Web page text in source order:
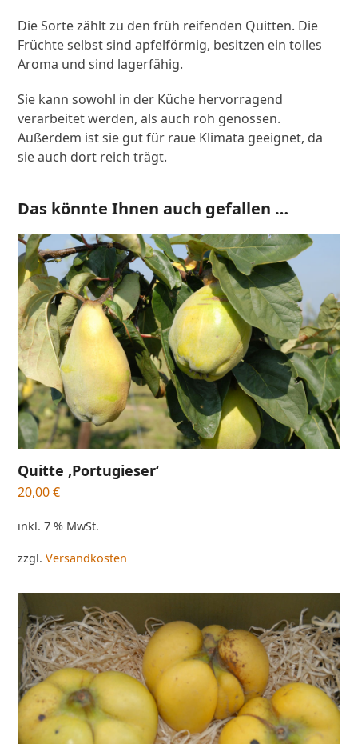
Die Sorte zählt zu den früh reifenden Quitten. Die
Früchte selbst sind apfelförmig, besitzen ein tolles
Aroma und sind lagerfähig.
Sie kann sowohl in der Küche hervorragend
verarbeitet werden, als auch roh genossen.
Außerdem ist sie gut für raue Klimata geeignet, da
sie auch dort reich trägt.
Das könnte Ihnen auch gefallen …
Quitte ‚Portugieser‘
20,00€
inkl. 7 % MwSt.
zzgl.Versandkosten